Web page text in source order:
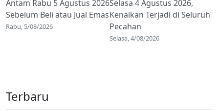
Antam Rabu 5 Agustus 2026
Sebelum Beli atau Jual Emas
Rabu, 5/08/2026
Selasa 4 Agustus 2026,
Kenaikan Terjadi di Seluruh
Pecahan
Selasa, 4/08/2026
Terbaru